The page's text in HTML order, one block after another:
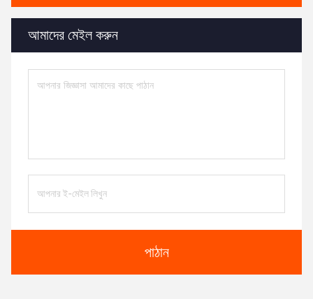
আমাদের মেইল ​​করুন
পাঠান